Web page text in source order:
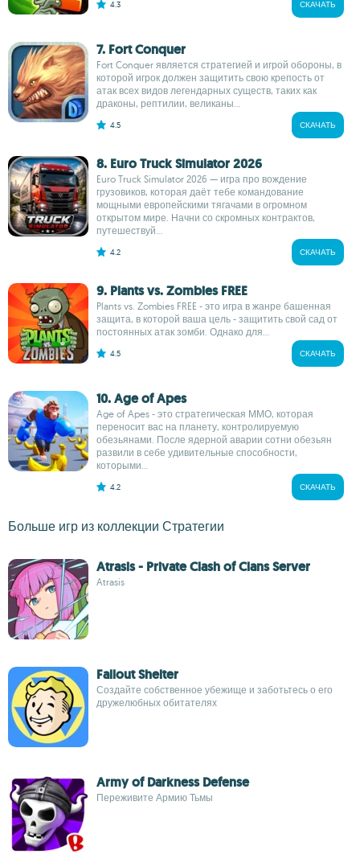
4.3 СКАЧАТЬ
7. Fort Conquer
Fort Conquer является стратегией и игрой обороны, в
которой игрок должен защитить свою крепость от
атак всех видов легендарных существ, таких как
драконы, рептилии, великаны...
4.5 СКАЧАТЬ
8. Euro Truck Simulator 2026
Euro Truck Simulator 2026 — игра про вождение
грузовиков, которая даёт тебе командование
мощными европейскими тягачами в огромном
открытом мире. Начни со скромных контрактов,
путешествуй...
4.2 СКАЧАТЬ
9. Plants vs. Zombies FREE
Plants vs. Zombies FREE - это игра в жанре башенная
защита, в которой ваша цель - защитить свой сад от
постоянных атак зомби. Однако для...
4.5 СКАЧАТЬ
10. Age of Apes
Age of Apes - это стратегическая ММО, которая
переносит вас на планету, контролируемую
обезьянами. После ядерной аварии сотни обезьян
развили в себе удивительные способности,
которыми...
4.2 СКАЧАТЬ
Больше игр из коллекции Стратегии
Atrasis - Private Clash of Clans Server
Atrasis
Fallout Shelter
Создайте собственное убежище и заботьтесь о его
дружелюбных обитателях
Army of Darkness Defense
Переживите Армию Тьмы